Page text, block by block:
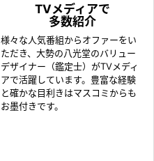
TVメディアで
多数紹介
様々な人気番組からオファーをい
ただき、大勢の八光堂のバリュー
デザイナー（鑑定士）がTVメディ
アで活躍しています。豊富な経験
と確かな目利きはマスコミからも
お墨付きです。